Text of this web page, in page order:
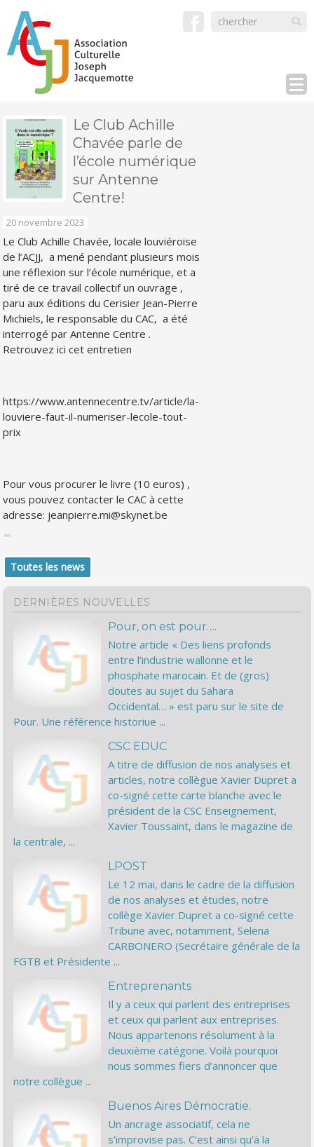
Le Club Achille
Chavée parle de
l’école numérique
sur Antenne
Centre!
20 novembre 2023
Le Club Achille Chavée, locale louviéroise
de l’ACJJ, a mené pendant plusieurs mois
une réflexion sur l’école numérique, et a
tiré de ce travail collectif un ouvrage ,
paru aux éditions du Cerisier Jean-Pierre
Michiels, le responsable du CAC, a été
interrogé par Antenne Centre .
Retrouvez ici cet entretien
https://www.antennecentre.tv/article/la-
louviere-faut-il-numeriser-lecole-tout-
prix
Pour vous procurer le livre (10 euros) ,
vous pouvez contacter le CAC à cette
adresse: jeanpierre.mi@skynet.be
Toutes les news
DERNIÈRES NOUVELLES
Pour, on est pour….
Notre article « Des liens profonds
entre l’industrie wallonne et le
phosphate marocain. Et de (gros)
doutes au sujet du Sahara
Occidental… » est paru sur le site de
Pour. Une référence historiue ...
CSC EDUC
A titre de diffusion de nos analyses et
articles, notre collègue Xavier Dupret a
co-signé cette carte blanche avec le
président de la CSC Enseignement,
Xavier Toussaint, dans le magazine de
la centrale, ...
LPOST
Le 12 mai, dans le cadre de la diffusion
de nos analyses et études, notre
collège Xavier Dupret a co-signé cette
Tribune avec, notamment, Selena
CARBONERO (Secrétaire générale de la
FGTB et Présidente ...
Entreprenants
Il y a ceux qui parlent des entreprises
et ceux qui parlent aux entreprises.
Nous appartenons résolument à la
deuxième catégorie. Voilà pourquoi
nous sommes fiers d’annoncer que
notre collègue ...
Buenos Aires Démocratie.
Un ancrage associatif, cela ne
s’improvise pas. C’est ainsi qu’à la